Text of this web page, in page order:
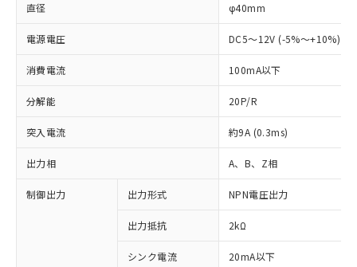
直径 φ40mm
電源電圧 DC5～12V (-5%～+10%)
消費電流 100mA以下
分解能 20P/R
突入電流 約9A (0.3ms)
出力相 A、B、Z相
制御出力 出力形式 NPN電圧出力
出力抵抗 2kΩ
シンク電流 20mA以下